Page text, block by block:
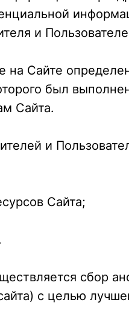
и
на Сайте
был
Сайта.
и
Сайта;
сбор
с целью